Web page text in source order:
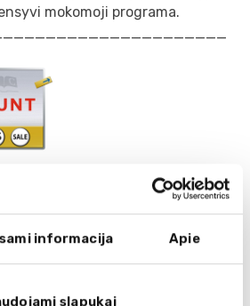
informacija Apie
slapukai
mokomoji programa.
mokymo centras?
šiandien ir gaukite
el. paštu